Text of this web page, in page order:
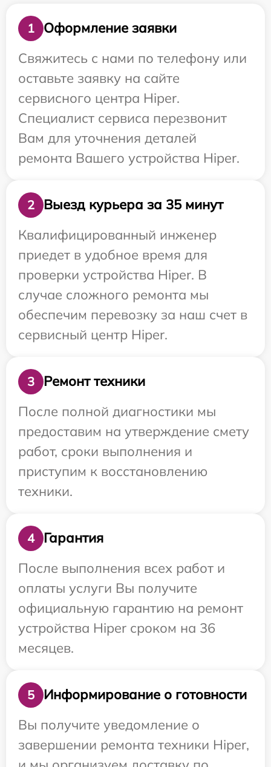
1
Оформление заявки
Свяжитесь с нами по телефону или
оставьте заявку на сайте
сервисного центра Hiper.
Специалист сервиса перезвонит
Вам для уточнения деталей
ремонта Вашего устройства Hiper.
2
Выезд курьера за 35 минут
Квалифицированный инженер
приедет в удобное время для
проверки устройства Hiper. В
случае сложного ремонта мы
обеспечим перевозку за наш счет в
сервисный центр Hiper.
3
Ремонт техники
После полной диагностики мы
предоставим на утверждение смету
работ, сроки выполнения и
приступим к восстановлению
техники.
4
Гарантия
После выполнения всех работ и
оплаты услуги Вы получите
официальную гарантию на ремонт
устройства Hiper сроком на 36
месяцев.
5
Информирование о готовности
Вы получите уведомление о
завершении ремонта техники Hiper,